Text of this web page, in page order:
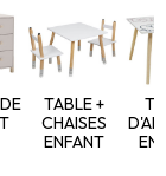
TABLE +
CHAISES
ENFANT